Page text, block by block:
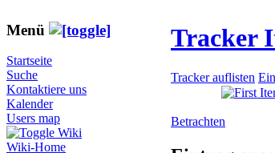
Menü
Startseite
Suche
Kontaktiere uns
Kalender
Users map
Wiki
Wiki-Home
Tracker
Tracker auflisten
Betrachten